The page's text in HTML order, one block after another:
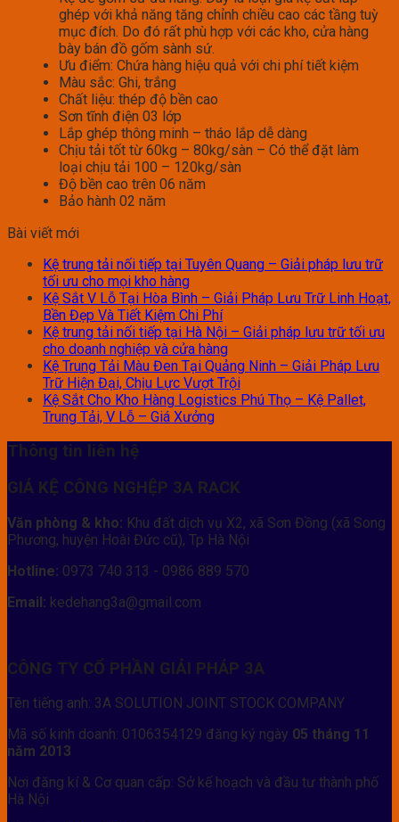
ghép với khả năng tăng chỉnh chiều cao các tầng tuỳ
mục đích. Do đó rất phù hợp với các kho, cửa hàng
bày bán đồ gốm sành sứ.
Ưu điểm: Chứa hàng hiệu quả với chi phí tiết kiệm
Màu sắc: Ghi, trắng
Chất liệu: thép độ bền cao
Sơn tĩnh điện 03 lớp
Lắp ghép thông minh – tháo lắp dễ dàng
Chịu tải tốt từ 60kg – 80kg/sàn – Có thể đặt làm
loại chịu tải 100 – 120kg/sàn
Độ bền cao trên 06 năm
Bảo hành 02 năm
Bài viết mới
Kệ trung tải nối tiếp tại Tuyên Quang – Giải pháp lưu trữ
tối ưu cho mọi kho hàng
Kệ Sắt V Lỗ Tại Hòa Bình – Giải Pháp Lưu Trữ Linh Hoạt,
Bền Đẹp Và Tiết Kiệm Chi Phí
Kệ trung tải nối tiếp tại Hà Nội – Giải pháp lưu trữ tối ưu
cho doanh nghiệp và cửa hàng
Kệ Trung Tải Màu Đen Tại Quảng Ninh – Giải Pháp Lưu
Trữ Hiện Đại, Chịu Lực Vượt Trội
Kệ Sắt Cho Kho Hàng Logistics Phú Thọ – Kệ Pallet,
Trung Tải, V Lỗ – Giá Xưởng
Thông tin liên hệ
GIÁ KỆ CÔNG NGHỆP 3A RACK
Văn phòng & kho: Khu đất dịch vụ X2, xã Sơn Đồng (xã Song
Phương, huyện Hoài Đức cũ), Tp Hà Nội
Hotline: 0973 740 313 - 0986 889 570
Email: kedehang3a@gmail.com
CÔNG TY CỔ PHẦN GIẢI PHÁP 3A
Tên tiếng anh: 3A SOLUTION JOINT STOCK COMPANY
Mã số kinh doanh: 0106354129 đăng ký ngày 05 tháng 11
năm 2013
Nơi đăng kí & Cơ quan cấp: Sở kế hoạch và đầu tư thành phố
Hà Nội